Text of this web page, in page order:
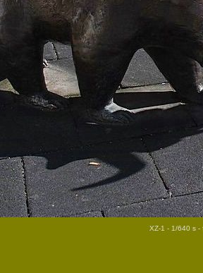
XZ-1 - 1/640 s -